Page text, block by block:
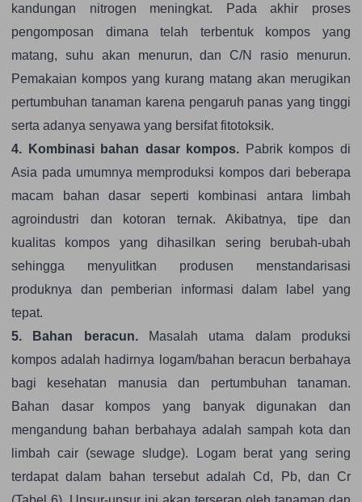
kandungan nitrogen meningkat. Pada akhir proses
pengomposan dimana telah terbentuk kompos yang
matang, suhu akan menurun, dan C/N rasio menurun.
Pemakaian kompos yang kurang matang akan merugikan
pertumbuhan tanaman karena pengaruh panas yang tinggi
serta adanya senyawa yang bersifat fitotoksik.
4. Kombinasi bahan dasar kompos. Pabrik kompos di
Asia pada umumnya memproduksi kompos dari beberapa
macam bahan dasar seperti kombinasi antara limbah
agroindustri dan kotoran ternak. Akibatnya, tipe dan
kualitas kompos yang dihasilkan sering berubah-ubah
sehingga menyulitkan produsen menstandarisasi
produknya dan pemberian informasi dalam label yang
tepat.
5. Bahan beracun.Masalah utama dalam produksi
kompos adalah hadirnya logam/bahan beracun berbahaya
bagi kesehatan manusia dan pertumbuhan tanaman.
Bahan dasar kompos yang banyak digunakan dan
mengandung bahan berbahaya adalah sampah kota dan
limbah cair (sewage sludge). Logam berat yang sering
terdapat dalam bahan tersebut adalah Cd, Pb, dan Cr